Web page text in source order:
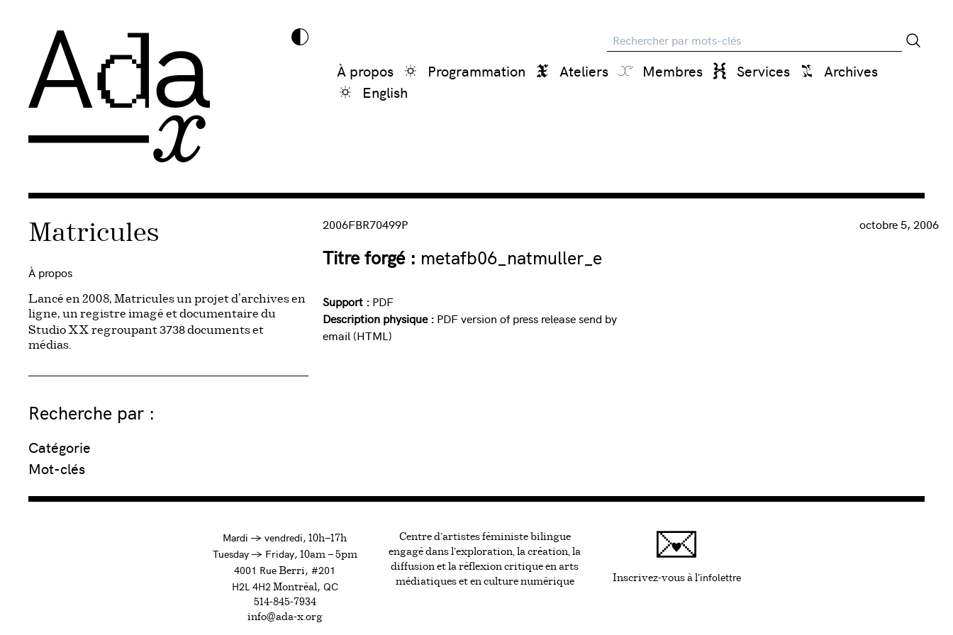
Recherche
À propos Programmation Ateliers Membres Services
Archives
English
Matricules
À propos
Lancé en 2008, Matricules un projet d’archives en
ligne, un registre imagé et documentaire du
Studio XX regroupant3738documents et
médias.
Recherche par :
Catégorie
Mot-clés
2006FBR70499P octobre 5, 2006
Titre forgé : metafb06_natmuller_e
Support :PDF
Description physique :PDF version of press release send by
email (HTML)
Mardi →àvendredi, 10h—17h
Tuesday →to
Friday, 10am — 5pm
4001 Rue Berri, #201
H2L 4H2Montréal, QC
514-845-7934
info@ada-x.org
Centre d’artistes féministe bilingue
engagé dans l’exploration, la création, la
diffusion et la réflexion critique en arts
médiatiques et en culture numérique
Inscrivez-vous à l'infolettreCe lien s'ouvrira dans une nouvelle fenêtre